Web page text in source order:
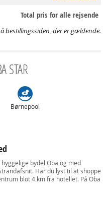
Total pris for alle rejsende
bestillingssiden, der er gældende.
STAR
Børnepool
bydel Oba og med
Har du lyst til at shoppe
blot 4 km fra hotellet. På Oba